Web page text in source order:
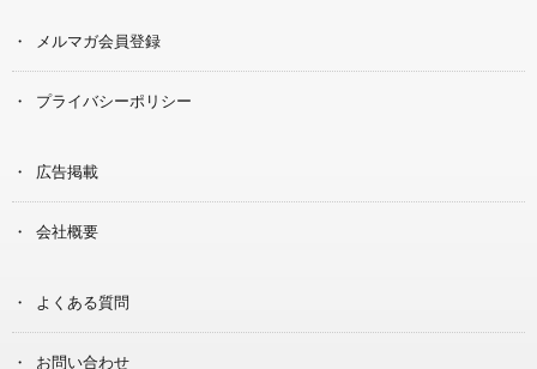
メルマガ会員登録
プライバシーポリシー
広告掲載
会社概要
よくある質問
お問い合わせ